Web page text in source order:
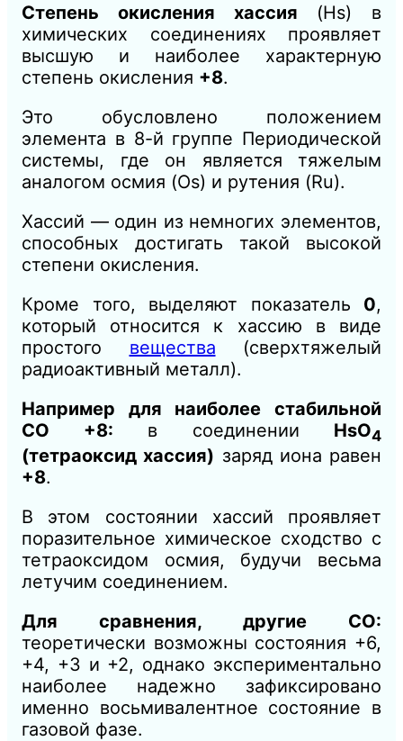
Степень окисления хассия (Hs) в
химических соединениях проявляет
высшую и наиболее характерную
степень окисления +8.
Это обусловлено положением
элемента в 8-й группе Периодической
системы, где он является тяжелым
аналогом осмия (Os) и рутения (Ru).
Хассий — один из немногих элементов,
способных достигать такой высокой
степени окисления.
Кроме того, выделяют показатель 0,
который относится к хассию в виде
простого вещества (сверхтяжелый
радиоактивный металл).
Например для наиболее стабильной
СО +8: в соединении HsO4
(тетраоксид хассия) заряд иона равен
+8.
В этом состоянии хассий проявляет
поразительное химическое сходство с
тетраоксидом осмия, будучи весьма
летучим соединением.
Для сравнения, другие СО:
теоретически возможны состояния +6,
+4, +3 и +2, однако экспериментально
наиболее надежно зафиксировано
именно восьмивалентное состояние в
газовой фазе.